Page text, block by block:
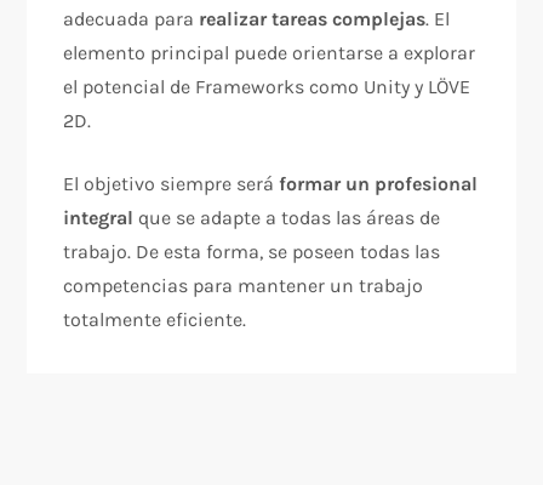
adecuada para realizar tareas complejas. El
elemento principal puede orientarse a explorar
el potencial de Frameworks como Unity y LÖVE
2D.
El objetivo siempre seráformar un profesional
integral que se adapte a todas las áreas de
trabajo. De esta forma, se poseen todas las
competencias para mantener un trabajo
totalmente eficiente.